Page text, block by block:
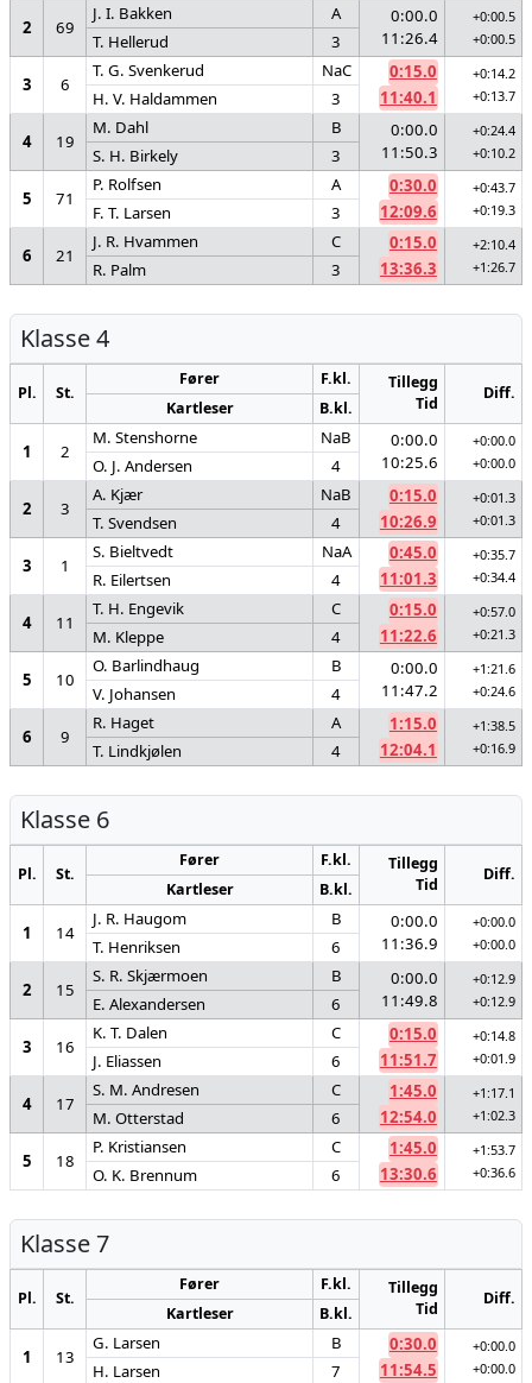
2
69
J. I. Bakken A
0:00.0
11:26.4
+0:00.5
+0:00.5
T. Hellerud
3
3
6
T. G. Svenkerud NaC
0:15.0
11:40.1
+0:14.2
+0:13.7
H. V. Haldammen
3
4
19
M. Dahl B
0:00.0
11:50.3
+0:24.4
+0:10.2
S. H. Birkely
3
5
71
P. Rolfsen A
0:30.0
12:09.6
+0:43.7
+0:19.3
F. T. Larsen
3
6
21
J. R. Hvammen C
0:15.0
13:36.3
+2:10.4
+1:26.7
R. Palm 3
Klasse 4
Pl. St.
Fører F.kl.
Tillegg
Tid
Diff.
Kartleser B.kl.
1 2
M. Stenshorne NaB
0:00.0
10:25.6
+0:00.0
+0:00.0
O. J. Andersen
4
2
3
A. Kjær NaB
0:15.0
10:26.9
+0:01.3
+0:01.3
T. Svendsen
4
3
1
S. Bieltvedt NaA
0:45.0
11:01.3
+0:35.7
+0:34.4
R. Eilertsen
4
4
11
T. H. Engevik C
0:15.0
11:22.6
+0:57.0
+0:21.3
M. Kleppe
4
5
10
O. Barlindhaug B
0:00.0
11:47.2
+1:21.6
+0:24.6
V. Johansen
4
6
9
R. Haget A
1:15.0
12:04.1
+1:38.5
+0:16.9
T. Lindkjølen 4
Klasse 6
Pl. St.
Fører F.kl.
Tillegg
Tid
Diff.
Kartleser B.kl.
1 14
J. R. Haugom B
0:00.0
11:36.9
+0:00.0
+0:00.0
T. Henriksen
6
2
15
S. R. Skjærmoen B
0:00.0
11:49.8
+0:12.9
+0:12.9
E. Alexandersen
6
3
16
K. T. Dalen C
0:15.0
11:51.7
+0:14.8
+0:01.9
J. Eliassen
6
4
17
S. M. Andresen C
1:45.0
12:54.0
+1:17.1
+1:02.3
M. Otterstad
6
5
18
P. Kristiansen C
1:45.0
13:30.6
+1:53.7
+0:36.6
O. K. Brennum 6
Klasse 7
Pl. St.
Fører F.kl.
Tillegg
Tid
Diff.
Kartleser B.kl.
1 13
G. Larsen B
0:30.0
11:54.5
+0:00.0
+0:00.0
H. Larsen 7